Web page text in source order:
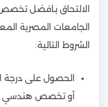
الالتحاق بـافضل
الجامعات المصرية
الشروط التالية:
الحصول على درجة
أو تخصص هندسي